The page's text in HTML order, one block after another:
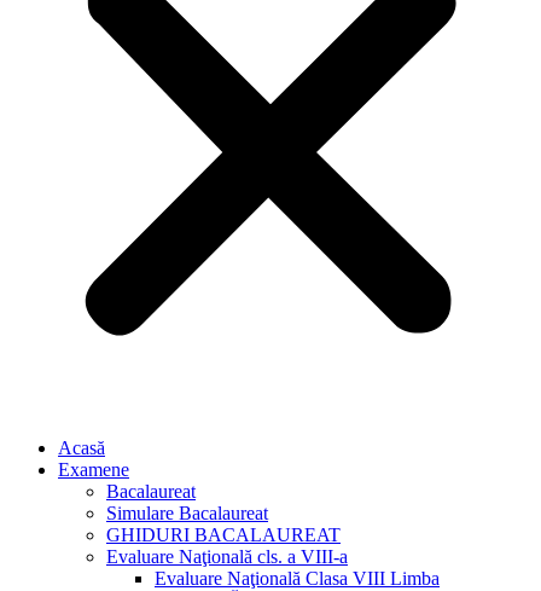
Acasă
Examene
Bacalaureat
Simulare Bacalaureat
GHIDURI BACALAUREAT
Evaluare Naţională cls. a VIII-a
Evaluare Naţională Clasa VIII Limba